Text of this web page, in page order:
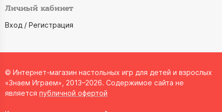
Личный кабинет
Вход / Регистрация
© Интернет-магазин настольных игр для детей и взрослых
«Знаем Играем», 2013–2026. Содержимое сайта не
является публичной офертой